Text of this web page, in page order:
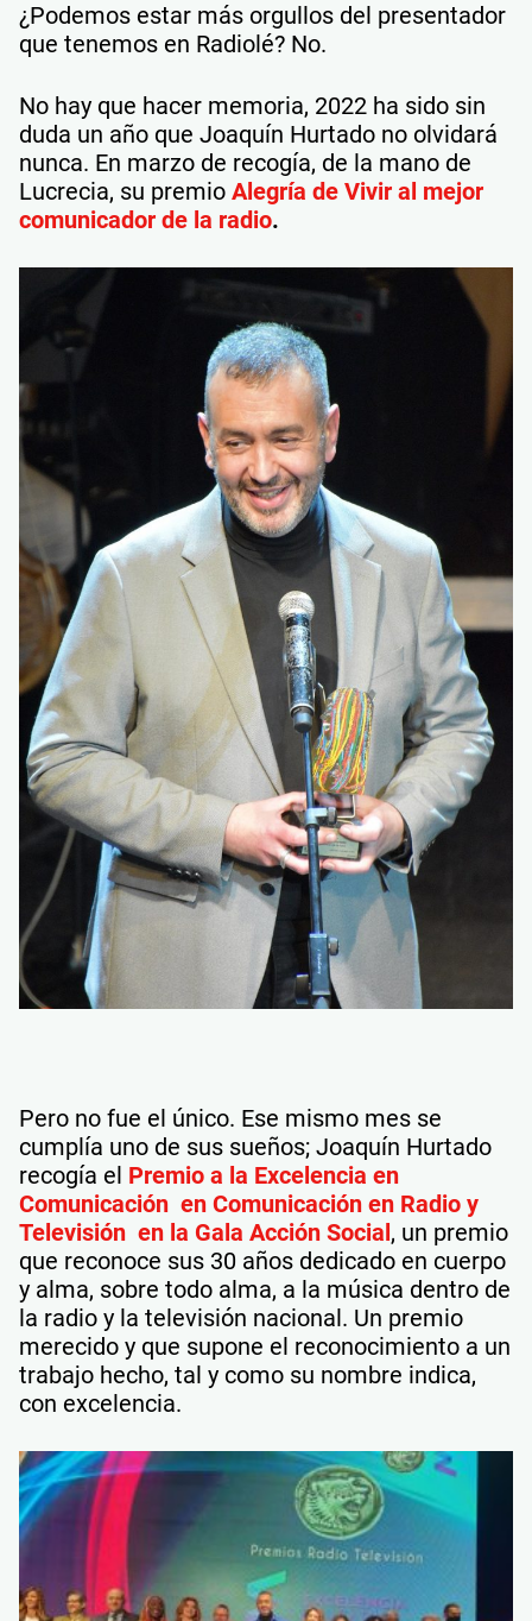
¿Podemos estar más orgullos del presentador
que tenemos en Radiolé? No.
No hay que hacer memoria, 2022 ha sido sin
duda un año que Joaquín Hurtado no olvidará
nunca. En marzo de recogía, de la mano de
Lucrecia, su premio Alegría de Vivir al mejor
comunicador de la radio.
Pero no fue el único. Ese mismo mes se
cumplía uno de sus sueños; Joaquín Hurtado
recogía el Premio a la Excelencia en
Comunicación en Comunicación en Radio y
Televisión en la Gala Acción Social, un premio
que reconoce sus 30 años dedicado en cuerpo
y alma, sobre todo alma, a la música dentro de
la radio y la televisión nacional. Un premio
merecido y que supone el reconocimiento a un
trabajo hecho, tal y como su nombre indica,
con excelencia.